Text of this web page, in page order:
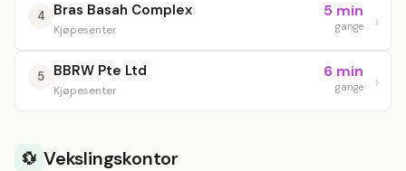
4 Bras Basah Complex
Kjøpesenter
5 min
gange
5 BBRW Pte Ltd
Kjøpesenter
6 min
gange
💱 Vekslingskontor